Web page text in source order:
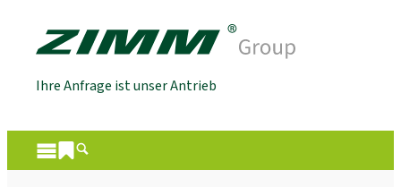
Ihre Anfrage ist unser Antrieb